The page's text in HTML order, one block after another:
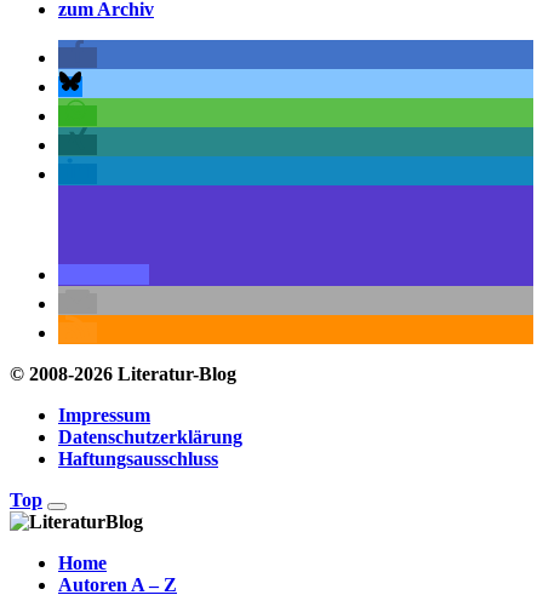
zum Archiv
© 2008-2026 Literatur-Blog
Impressum
Datenschutzerklärung
Haftungsausschluss
Top
Home
Autoren A – Z